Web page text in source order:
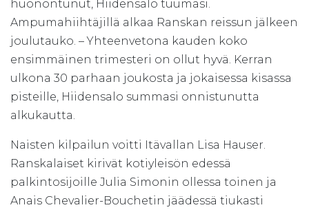
huonontunut, Hiidensalo tuumasi.
Ampumahiihtäjillä alkaa Ranskan reissun jälkeen
joulutauko. – Yhteenvetona kauden koko
ensimmäinen trimesteri on ollut hyvä. Kerran
ulkona 30 parhaan joukosta ja jokaisessa kisassa
pisteille, Hiidensalo summasi onnistunutta
alkukautta.
Naisten kilpailun voitti Itävallan Lisa Hauser.
Ranskalaiset kirivät kotiyleisön edessä
palkintosijoille Julia Simonin ollessa toinen ja
Anais Chevalier-Bouchetin jäädessä tiukasti